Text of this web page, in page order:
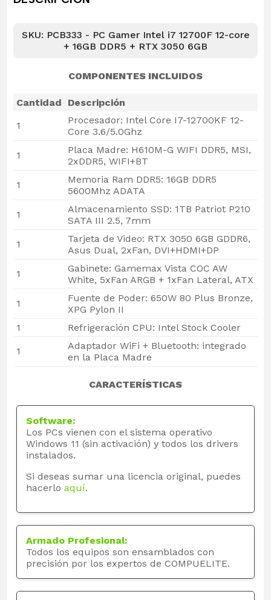
SKU: PCB333 - PC Gamer Intel i7 12700F 12-core
+ 16GB DDR5 + RTX 3050 6GB
COMPONENTES INCLUIDOS
Cantidad
Descripción
1
Procesador: Intel Core I7-12700KF 12-
Core 3.6/5.0Ghz
1
Placa Madre: H610M-G WIFI DDR5, MSI,
2xDDR5, WIFI+BT
1
Memoria Ram DDR5: 16GB DDR5
5600Mhz ADATA
1
Almacenamiento SSD: 1TB Patriot P210
SATA III 2.5, 7mm
1
Tarjeta de Video: RTX 3050 6GB GDDR6,
Asus Dual, 2xFan, DVI+HDMI+DP
1
Gabinete: Gamemax Vista COC AW
White, 5xFan ARGB + 1xFan Lateral, ATX
1
Fuente de Poder: 650W 80 Plus Bronze,
XPG Pylon II
1
Refrigeración CPU: Intel Stock Cooler
1
Adaptador WiFi + Bluetooth: integrado
en la Placa Madre
CARACTERÍSTICAS
Software:
Los PCs vienen con el sistema operativo
Windows 11 (sin activación) y todos los drivers
instalados.
Si deseas sumar una licencia original, puedes
hacerlo aquí.
Armado Profesional:
Todos los equipos son ensamblados con
precisión por los expertos de COMPUELITE.